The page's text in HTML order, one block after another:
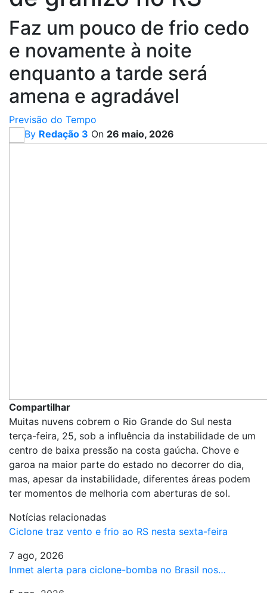
Faz um pouco de frio cedo
e novamente à noite
enquanto a tarde será
amena e agradável
Previsão do Tempo
By Redação 3 On 26 maio, 2026
Compartilhar
Muitas nuvens cobrem o Rio Grande do Sul nesta
terça-feira, 25, sob a influência da instabilidade de um
centro de baixa pressão na costa gaúcha. Chove e
garoa na maior parte do estado no decorrer do dia,
mas, apesar da instabilidade, diferentes áreas podem
ter momentos de melhoria com aberturas de sol.
Notícias relacionadas
Ciclone traz vento e frio ao RS nesta sexta-feira
7 ago, 2026
Inmet alerta para ciclone-bomba no Brasil nos…